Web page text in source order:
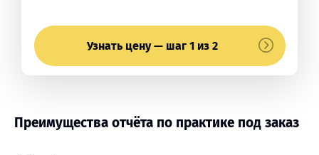
Узнать цену — шаг 1 из 2
Преимущества отчёта по практике под заказ